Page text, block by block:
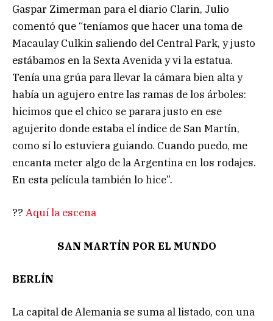
Gaspar Zimerman para el diario Clarin, Julio
comentó que “teníamos que hacer una toma de
Macaulay Culkin saliendo del Central Park, y justo
estábamos en la Sexta Avenida y vi la estatua.
Tenía una grúa para llevar la cámara bien alta y
había un agujero entre las ramas de los árboles:
hicimos que el chico se parara justo en ese
agujerito donde estaba el índice de San Martín,
como si lo estuviera guiando. Cuando puedo, me
encanta meter algo de la Argentina en los rodajes.
En esta película también lo hice”.
?? Aquí la escena
SAN MARTÍN POR EL MUNDO
BERLÍN
La capital de Alemania se suma al listado, con una